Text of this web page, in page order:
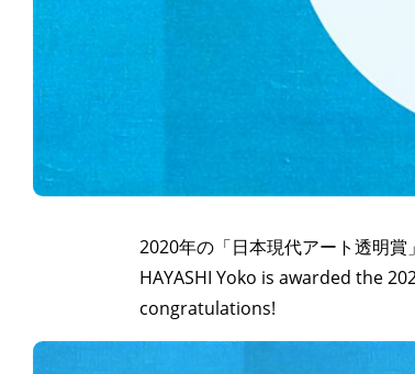
2020年の「日本現代アート透明
HAYASHI Yoko is awarded the
congratulations!